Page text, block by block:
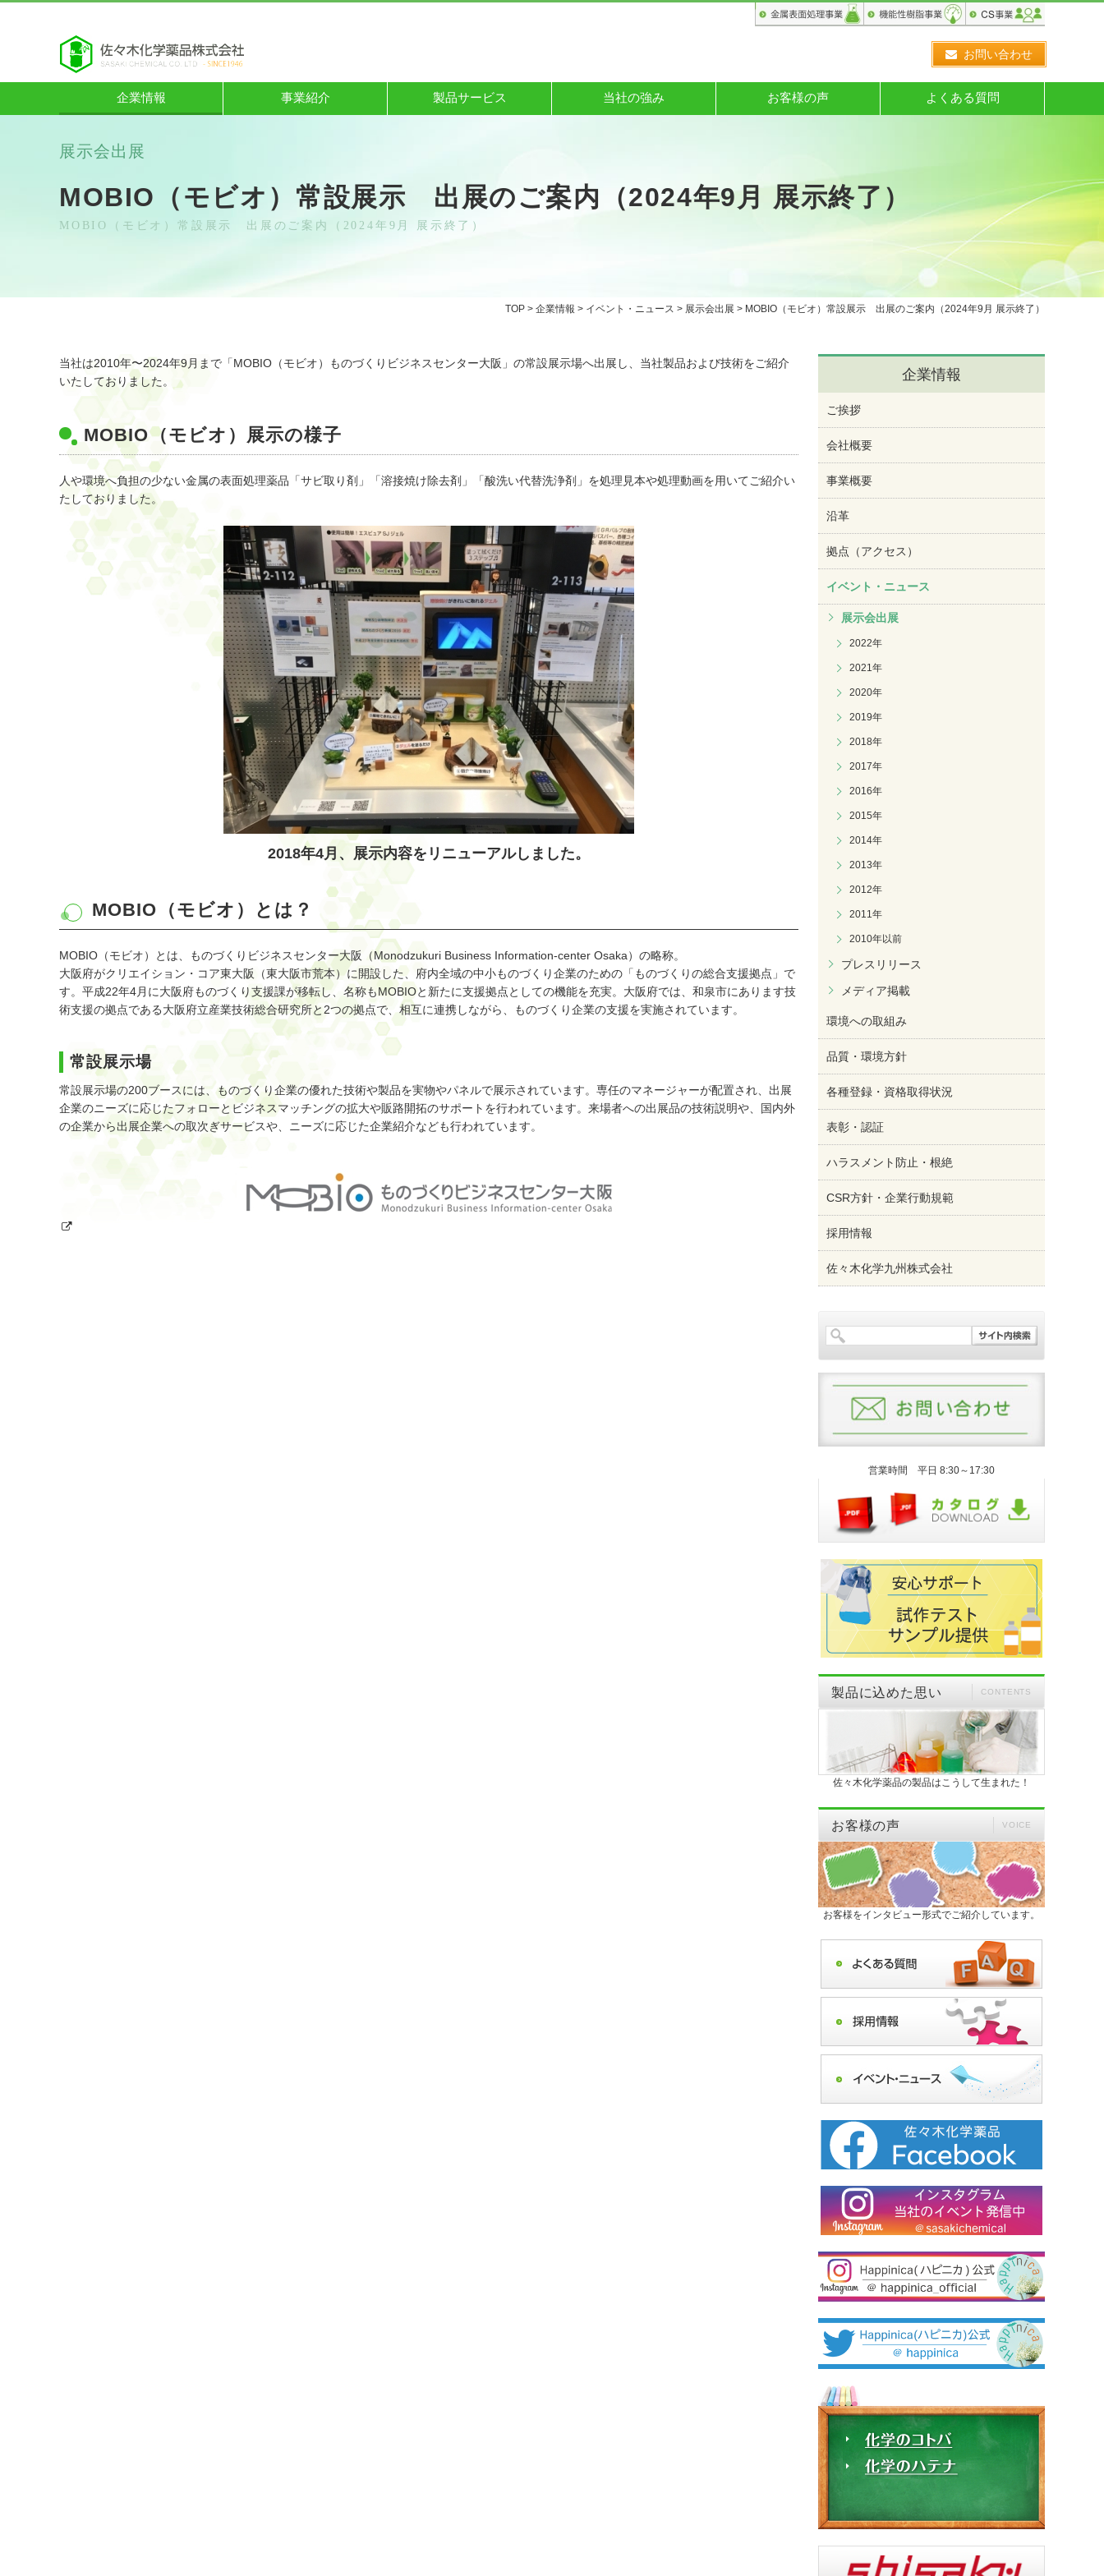
お問い合わせ
企業情報 事業紹介 製品サービス 当社の強み お客様の声 よくある質問
MOBIO（モビオ）常設展示 出展のご案内（2024年9月 展示終了）
MOBIO（モビオ）常設展示 出展のご案内（2024年9月 展示終了）
TOP > 企業情報 > イベント・ニュース > 展示会出展 > MOBIO（モビオ）常設展示 出展のご案内（2024年9月 展示終了）
展示会出展
当社は2010年〜2024年9月まで「MOBIO（モビオ）ものづくりビジネスセンター大阪」の常設展示場へ出展し、当社製品および技術をご紹介
いたしておりました。
MOBIO（モビオ）展示の様子
人や環境へ負担の少ない金属の表面処理薬品「サビ取り剤」「溶接焼け除去剤」「酸洗い代替洗浄剤」を処理見本や処理動画を用いてご紹介い
たしておりました。
2018年4月、展示内容をリニューアルしました。
MOBIO（モビオ）とは？
MOBIO（モビオ）とは、ものづくりビジネスセンター大阪（Monodzukuri Business Information-center Osaka）の略称。
大阪府がクリエイション・コア東大阪（東大阪市荒本）に開設した、府内全域の中小ものづくり企業のための「ものづくりの総合支援拠点」で
す。平成22年4月に大阪府ものづくり支援課が移転し、名称もMOBIOと新たに支援拠点としての機能を充実。大阪府では、和泉市にあります技
術支援の拠点である大阪府立産業技術総合研究所と2つの拠点で、相互に連携しながら、ものづくり企業の支援を実施されています。
常設展示場
常設展示場の200ブースには、ものづくり企業の優れた技術や製品を実物やパネルで展示されています。専任のマネージャーが配置され、出展
企業のニーズに応じたフォローとビジネスマッチングの拡大や販路開拓のサポートを行われています。来場者への出展品の技術説明や、国内外
の企業から出展企業への取次ぎサービスや、ニーズに応じた企業紹介なども行われています。
企業情報
ご挨拶
会社概要
事業概要
沿革
拠点（アクセス）
イベント・ニュース
展示会出展
2022年
2021年
2020年
2019年
2018年
2017年
2016年
2015年
2014年
2013年
2012年
2011年
2010年以前
プレスリリース
メディア掲載
環境への取組み
品質・環境方針
各種登録・資格取得状況
表彰・認証
ハラスメント防止・根絶
CSR方針・企業行動規範
採用情報
佐々木化学九州株式会社
営業時間 平日 8:30～17:30
製品に込めた思い CONTENTS
佐々木化学薬品の製品はこうして生まれた！
お客様の声 VOICE
お客様をインタビュー形式でご紹介しています。